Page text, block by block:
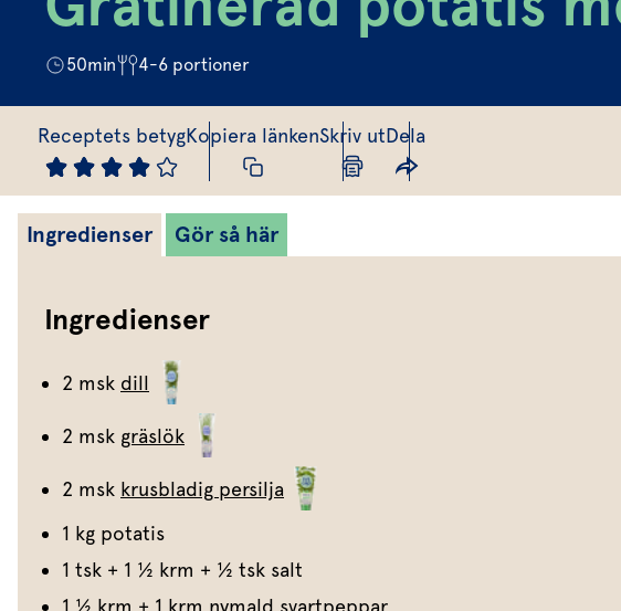
50min 4-6 portioner
Receptets betygKopiera länkenSkriv utDela
Ingredienser Gör så här
Ingredienser
2 msk dill
2 msk gräslök
2 msk krusbladig persilja
1 kg potatis
1 tsk + 1 1⁄2 krm + 1⁄2 tsk salt
1 1⁄2 krm + 1 krm nymald svartpeppar